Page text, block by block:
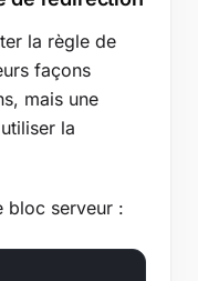
la règle de
façons
mais une
la
bloc serveur :